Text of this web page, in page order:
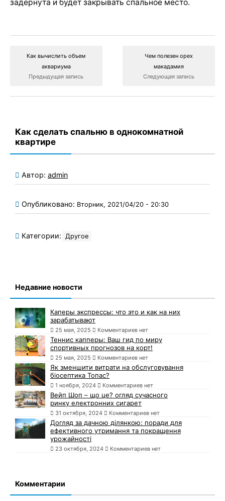
задернута и будет закрывать спальное место.
Как вычислить объем
аквариума
Предыдущая запись
Чем полезен орех
макадамия
Следующая запись
Как сделать спальню в однокомнатной
квартире
Автор: admin
Опубликовано: Вторник, 2021/04/20 - 20:30
Категории: Другое
Недавние новости
Каперы экспрессы: что это и как на них
зарабатывают
25 мая, 2025 Комментариев нет
Теннис капперы: Ваш гид по миру
спортивных прогнозов на корт!
25 мая, 2025 Комментариев нет
Як зменшити витрати на обслуговування
біосептика Топас?
1 ноября, 2024 Комментариев нет
Вейп Шоп – що це? огляд сучасного
ринку електронних сигарет
31 октября, 2024 Комментариев нет
Догляд за дачною ділянкою: поради для
ефективного утримання та покращення
урожайності
23 октября, 2024 Комментариев нет
Комментарии